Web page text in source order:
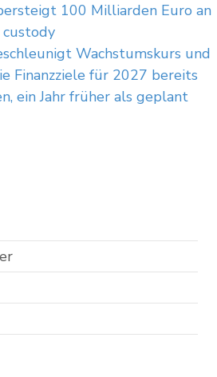
100 Milliarden Euro an
Wachstumskurs und
Finanzziele für 2027 bereits
ein Jahr früher als geplant